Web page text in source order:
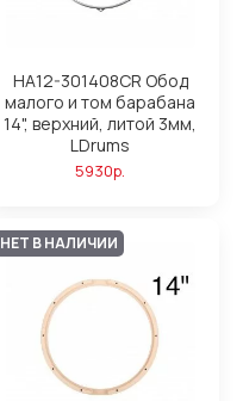
HA12-301408CR Обод
малого и том барабана
14", верхний, литой 3мм,
LDrums
5930р.
НЕТ В НАЛИЧИИ